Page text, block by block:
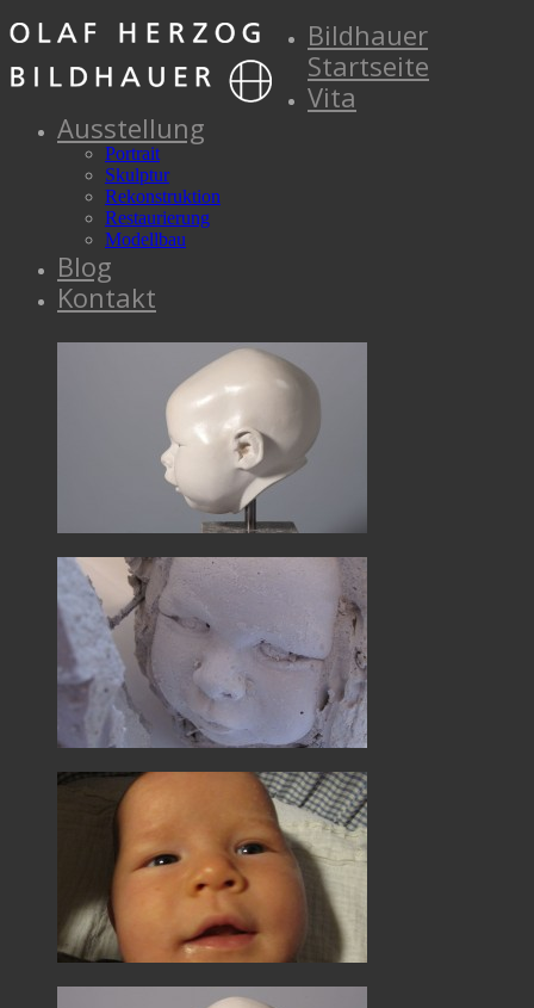
Bildhauer
Startseite
Vita
Ausstellung
Portrait
Skulptur
Rekonstruktion
Restaurierung
Modellbau
Blog
Kontakt